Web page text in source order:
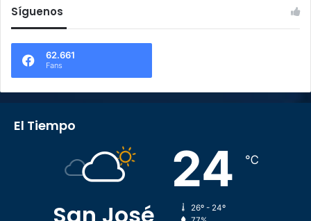
Síguenos
62.661
Fans
El Tiempo
24 ℃
26º - 24º